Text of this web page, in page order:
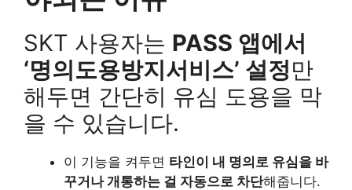
SKT 사용자는 PASS 앱에서
‘명의도용방지서비스’ 설정만
해두면 간단히 유심 도용을 막
을 수 있습니다.
이 기능을 켜두면 타인이 내 명의로 유심을 바
꾸거나 개통하는 걸 자동으로 차단해줍니다.